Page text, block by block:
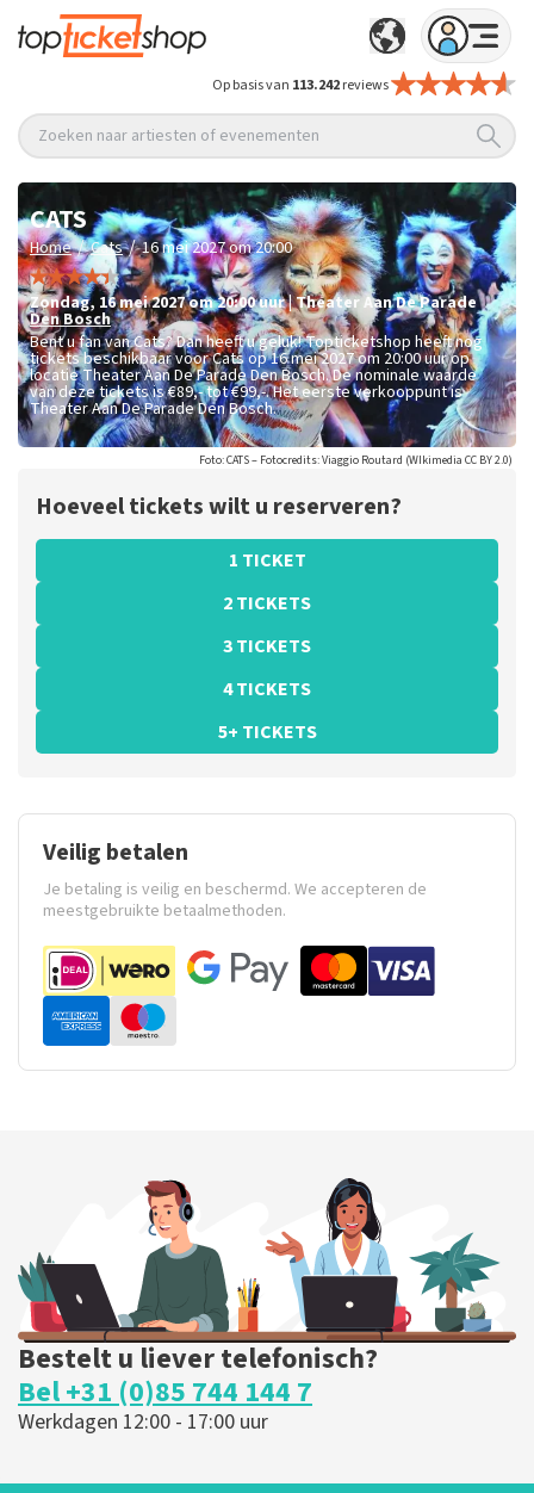
Op basis van 113.242reviews
Zoeken naar artiesten of evenementen
CATS
Home / Cats / 16 mei 2027 om 20:00
zondag, 16 mei 2027 om 20:00uur|Theater Aan De Parade
Den Bosch
Bent u fan van Cats? Dan heeft u geluk! Topticketshop heeft nog
tickets beschikbaar voor Cats op 16 mei 2027 om 20:00 uur op
locatie Theater Aan De Parade Den Bosch. De nominale waarde
van deze tickets is€89,- tot €99,-. Het eerste verkooppunt is
Theater Aan De Parade Den Bosch.
Foto: CATS – Fotocredits: Viaggio Routard (WIkimedia CC BY 2.0)
Hoeveel tickets wilt u reserveren?
1 TICKET
2 TICKETS
3 TICKETS
4 TICKETS
5+ TICKETS
Veilig betalen
Je betaling is veilig en beschermd. We accepteren de
meestgebruikte betaalmethoden.
Bestelt u liever telefonisch?
Bel +31 (0)85 744 144 7
Werkdagen 12:00 - 17:00 uur